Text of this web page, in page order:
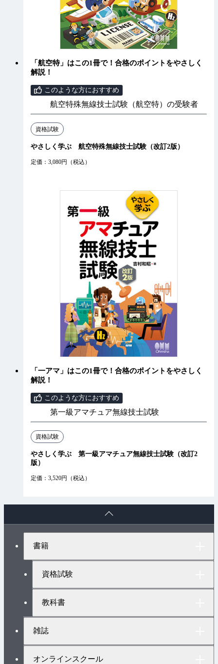
「航空特」はこの1冊で！合格のポイントをやさしく
解説！
このような方におすすめ
航空特殊無線技士試験（航空特）の受験者
資格試験
やさしく学ぶ 航空特殊無線技士試験（改訂2版）
定価：3,080円（税込）
「一アマ」はこの1冊で！合格のポイントをやさしく
解説！
このような方におすすめ
第一級アマチュア無線技士試験
資格試験
やさしく学ぶ 第一級アマチュア無線技士試験（改訂2
版）
定価：3,520円（税込）
書籍
資格試験
教科書
雑誌
オンラインスクール